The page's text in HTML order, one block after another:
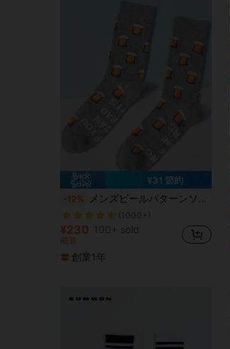
¥31 節約
-12% メンズビールパターンソックス、秋
(1000+)
¥230 100+ sold
概算
創業1年